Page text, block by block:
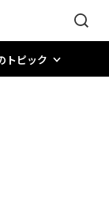
トピック